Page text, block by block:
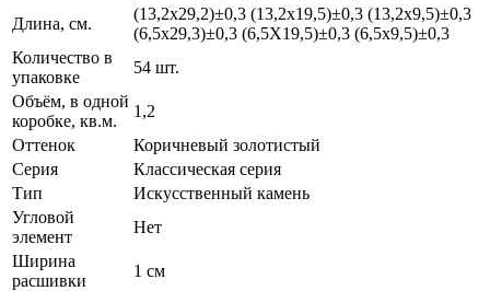
Длина, см.
(13,2х29,2)±0,3 (13,2х19,5)±0,3 (13,2х9,5)±0,3
(6,5х29,3)±0,3 (6,5Х19,5)±0,3 (6,5х9,5)±0,3
Количество в
упаковке
54 шт.
Объём, в одной
коробке, кв.м.
1,2
Оттенок
Коричневый золотистый
Серия
Классическая серия
Тип
Искусственный камень
Угловой
элемент
Нет
Ширина
расшивки
1 см